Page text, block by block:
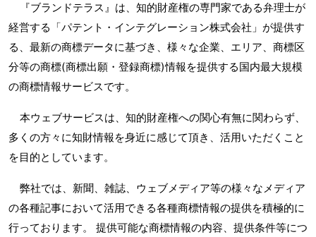
『ブランドテラス』は、知的財産権の専門家である弁理士が
経営する「パテント・インテグレーション株式会社」が提供す
る、最新の商標データに基づき、様々な企業、エリア、商標区
分等の商標(商標出願・登録商標)情報を提供する国内最大規模
の商標情報サービスです。
本ウェブサービスは、知的財産権への関心有無に関わらず、
多くの方々に知財情報を身近に感じて頂き、活用いただくこと
を目的としています。
弊社では、新聞、雑誌、ウェブメディア等の様々なメディア
の各種記事において活用できる各種商標情報の提供を積極的に
行っております。 提供可能な商標情報の内容、提供条件等につ